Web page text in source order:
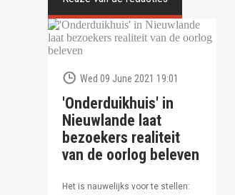
Wed 09 June 2021 19:01
'Onderduikhuis' in
Nieuwlande laat
bezoekers realiteit
van de oorlog beleven
Het is nauwelijks voor te stellen: